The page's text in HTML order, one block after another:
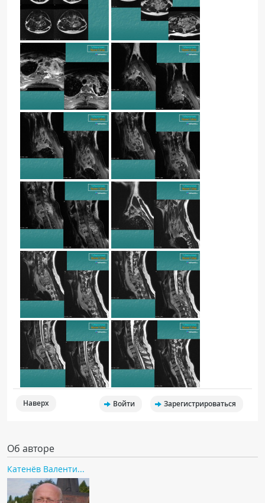
Наверх Войти Зарегистрироваться
Об авторе
Катенёв Валенти...